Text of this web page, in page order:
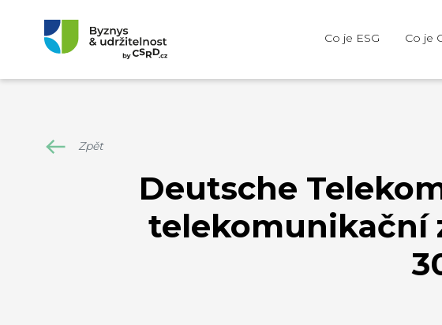
Co je ESG Co je
Zpět
Deutsche
telekomunikační